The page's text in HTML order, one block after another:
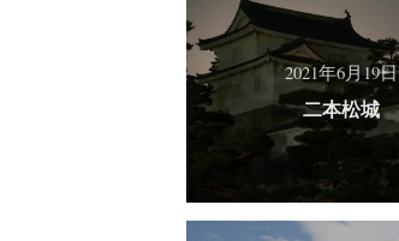
2021年6月19日
二本松城